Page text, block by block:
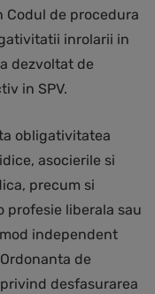
Codul de procedura
inrolarii in
dezvoltat de
in SPV.
obligativitatea
asocierile si
precum si
profesie liberala sau
independent
de
desfasurarea